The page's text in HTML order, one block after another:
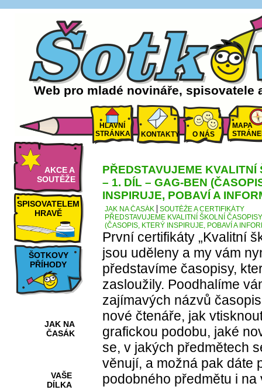
Web pro mladé novináře, spisovatele
HLAVNÍ
STRÁNKA
KONTAKTY O NÁS
MAPA
AKCE A
SOUTĚŽE
SPISOVATELEM
HRAVĚ
ŠOTKOVY
PŘÍHODY
JAK NA
ČASÁK
VAŠE
DÍLKA
PŘEDSTAVUJEME KVALITNÍ
– 1. DÍL – GAG-BEN
INSPIRUJE, POBAVÍ A
JAK NA ČASÁK
SOUTĚŽE A CERTIFIKÁTY
PŘEDSTAVUJEME KVALITNÍ ŠKOLNÍ
(ČASOPIS, KTERÝ INSPIRUJE, POBAVÍ A
První certifikáty „Kvalitní
jsou uděleny a my vám
představíme časopisy,
zasloužily. Poodhalíme
zajímavých názvů
nové čtenáře, jak
grafickou podobu, jaké
se, v jakých předmětech
věnují, a možná pak dáte
podobného předmětu i na